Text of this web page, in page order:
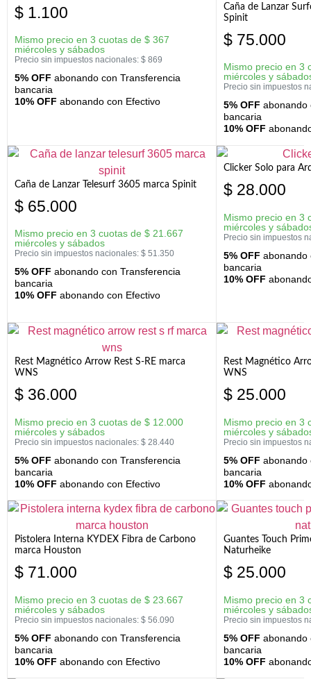
$ 1.100
Mismo precio en 3 cuotas de $ 367
miércoles y sábados
Precio sin impuestos nacionales: $ 869
5% OFF abonando con Transferencia
bancaria
10% OFF abonando con Efectivo
Caña de Lanzar
Spinit
$ 75.000
Mismo precio en 3
miércoles y
Precio sin impuestos
5% OFF abonando
bancaria
10% OFF
Caña de Lanzar Telesurf 3605 marca Spinit
$ 65.000
Mismo precio en 3 cuotas de $ 21.667
miércoles y sábados
Precio sin impuestos nacionales: $ 51.350
5% OFF abonando con Transferencia
bancaria
10% OFF abonando con Efectivo
Clicker Solo para
$ 28.000
Mismo precio en 3
miércoles y
Precio sin impuestos
5% OFF abonando
bancaria
10% OFF
Rest Magnético Arrow Rest S-RE marca
WNS
$ 36.000
Mismo precio en 3 cuotas de $ 12.000
miércoles y sábados
Precio sin impuestos nacionales: $ 28.440
5% OFF abonando con Transferencia
bancaria
10% OFF abonando con Efectivo
Rest Magnético
WNS
$ 25.000
Mismo precio en 3
miércoles y
Precio sin impuestos
5% OFF abonando
bancaria
10% OFF
Pistolera Interna KYDEX Fibra de Carbono
marca Houston
$ 71.000
Mismo precio en 3 cuotas de $ 23.667
miércoles y sábados
Precio sin impuestos nacionales: $ 56.090
5% OFF abonando con Transferencia
bancaria
10% OFF abonando con Efectivo
Guantes Touch
Naturheike
$ 25.000
Mismo precio en 3
miércoles y
Precio sin impuestos
5% OFF abonando
bancaria
10% OFF